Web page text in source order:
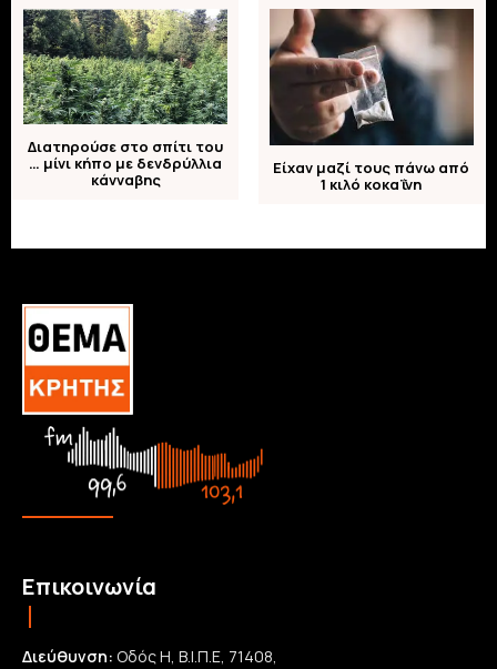
Διατηρούσε στο σπίτι του
… μίνι κήπο με δενδρύλλια
κάνναβης
Είχαν μαζί τους πάνω από
1 κιλό κοκαΐνη
Επικοινωνία
Διεύθυνση: Οδός Η, Β.Ι.Π.Ε, 71408,